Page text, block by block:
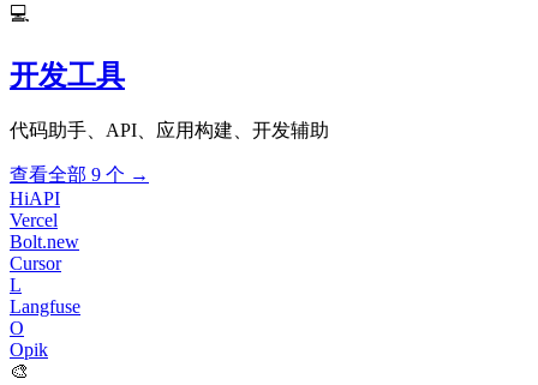
💻
开发工具
代码助手、API、应用构建、开发辅助
查看全部 9 个 →
HiAPI
Vercel
Bolt.new
Cursor
L
Langfuse
O
Opik
🎨